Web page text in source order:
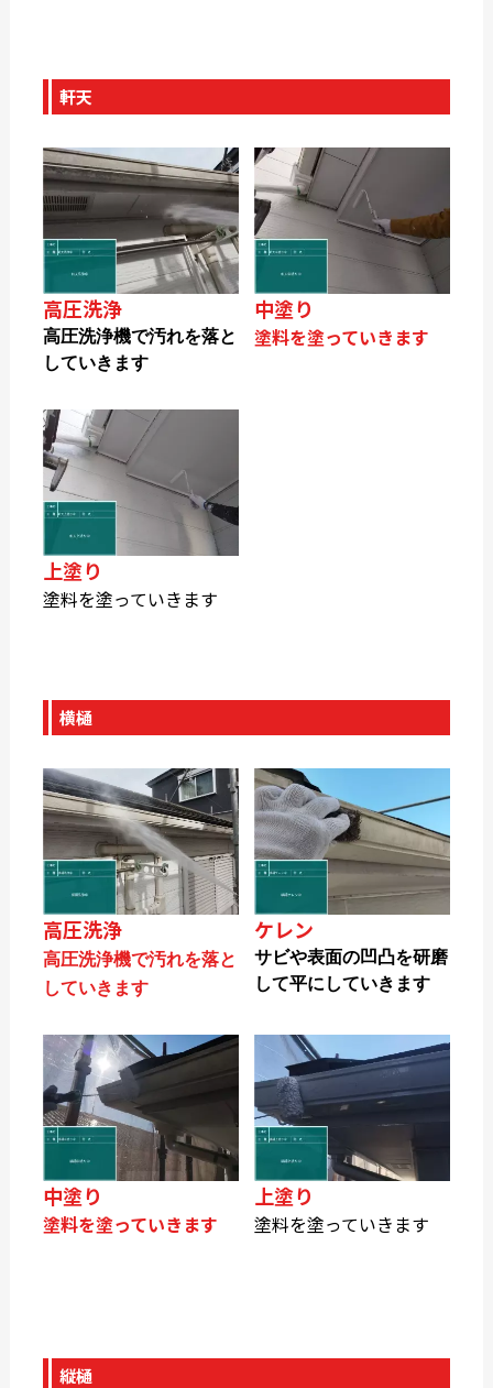
軒天
高圧洗浄
高圧洗浄機で汚れを落と
していきます
中塗り
塗料を塗っていきます
上塗り
塗料を塗っていきます
横樋
高圧洗浄
高圧洗浄機で汚れを落と
していきます
ケレン
サビや表面の凹凸を研磨
して平にしていきます
中塗り
塗料を塗っていきます
上塗り
塗料を塗っていきます
縦樋